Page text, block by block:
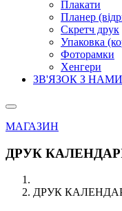
Плакати
Планер
Скретч друк
Упаковка
Фоторамки
Хенгери
ЗВ'ЯЗОК З НАМИ
МАГАЗИН
ДРУК
ДРУК